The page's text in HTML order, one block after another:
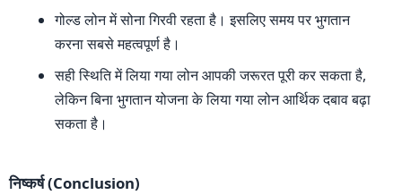
गोल्ड लोन में सोना गिरवी रहता है। इसलिए समय पर भुगतान
करना सबसे महत्वपूर्ण है।
सही स्थिति में लिया गया लोन आपकी जरूरत पूरी कर सकता है,
लेकिन बिना भुगतान योजना के लिया गया लोन आर्थिक दबाव बढ़ा
सकता है।
निष्कर्ष (Conclusion)